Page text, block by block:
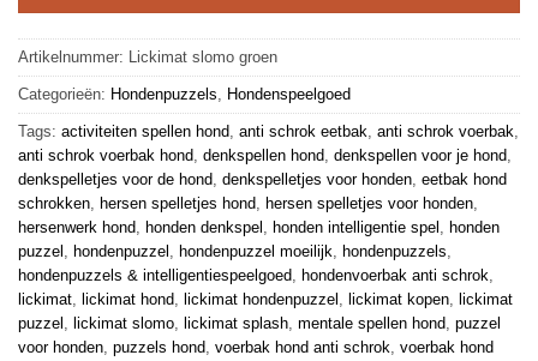
Artikelnummer: Lickimat slomo groen
Categorieën: Hondenpuzzels, Hondenspeelgoed
Tags: activiteiten spellen hond, anti schrok eetbak, anti schrok voerbak,
anti schrok voerbak hond, denkspellen hond, denkspellen voor je hond,
denkspelletjes voor de hond, denkspelletjes voor honden, eetbak hond
schrokken, hersen spelletjes hond, hersen spelletjes voor honden,
hersenwerk hond, honden denkspel , honden intelligentie spel , honden
puzzel , hondenpuzzel , hondenpuzzel moeilijk, hondenpuzzels,
hondenpuzzels & intelligentiespeelgoed, hondenvoerbak anti schrok,
lickimat, lickimat hond, lickimat hondenpuzzel , lickimat kopen, lickimat
puzzel , lickimat slomo, lickimat splash, mentale spellen hond, puzzel
voor honden, puzzels hond, voerbak hond anti schrok, voerbak hond